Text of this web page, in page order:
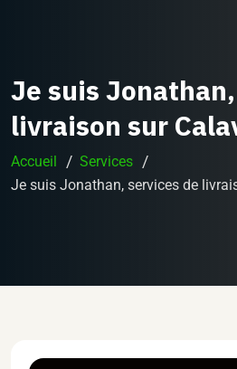
Je suis
livraison sur
Accueil
Services
Je suis Jonathan, services de